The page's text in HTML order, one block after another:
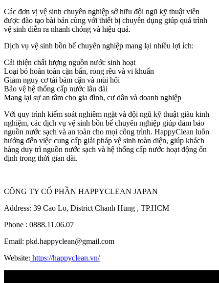
Các đơn vị vệ sinh chuyên nghiệp sở hữu đội ngũ kỹ thuật viên
được đào tạo bài bản cùng với thiết bị chuyên dụng giúp quá trình
vệ sinh diễn ra nhanh chóng và hiệu quả.
Dịch vụ vệ sinh bồn bể chuyên nghiệp mang lại nhiều lợi ích:
Cải thiện chất lượng nguồn nước sinh hoạt
Loại bỏ hoàn toàn cặn bẩn, rong rêu và vi khuẩn
Giảm nguy cơ tái bám cặn và mùi hôi
Bảo vệ hệ thống cấp nước lâu dài
Mang lại sự an tâm cho gia đình, cư dân và doanh nghiệp
Với quy trình kiểm soát nghiêm ngặt và đội ngũ kỹ thuật giàu kinh
nghiệm, các dịch vụ vệ sinh bồn bể chuyên nghiệp giúp đảm bảo
nguồn nước sạch và an toàn cho mọi công trình. HappyClean luôn
hướng đến việc cung cấp giải pháp vệ sinh toàn diện, giúp khách
hàng duy trì nguồn nước sạch và hệ thống cấp nước hoạt động ổn
định trong thời gian dài.
CÔNG TY CỔ PHẦN HAPPYCLEAN JAPAN
Address: 39 Cao Lo, District Chanh Hung , TP.HCM
Phone : 0888.11.06.07
Email: pkd.happyclean@gmail.com
Website: https://happyclean.vn/